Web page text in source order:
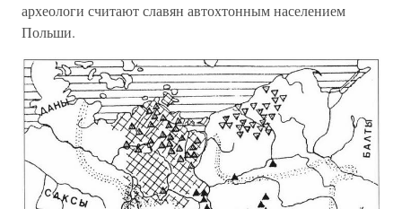
археологи считают славян автохтонным населением
Польши.